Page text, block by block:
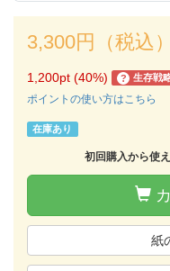
3,300円（税込）
1,200pt (40%) ? 生存戦
ポイントの使い方はこちら
在庫あり
初回購入から使
紙